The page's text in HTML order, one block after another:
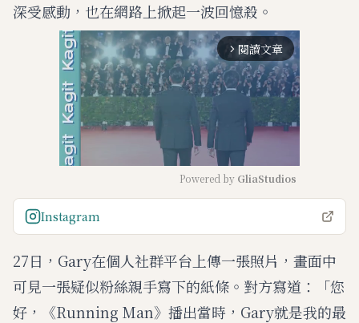
深受感動，也在網路上掀起一波回憶殺。
arrow_forward_ios 閱讀文章
e
Powered by GliaStudios
Instagram
27日，Gary在個人社群平台上傳一張照片，畫面中
可見一張疑似粉絲親手寫下的紙條。對方寫道：「您
好，《Running Man》播出當時，Gary就是我的最